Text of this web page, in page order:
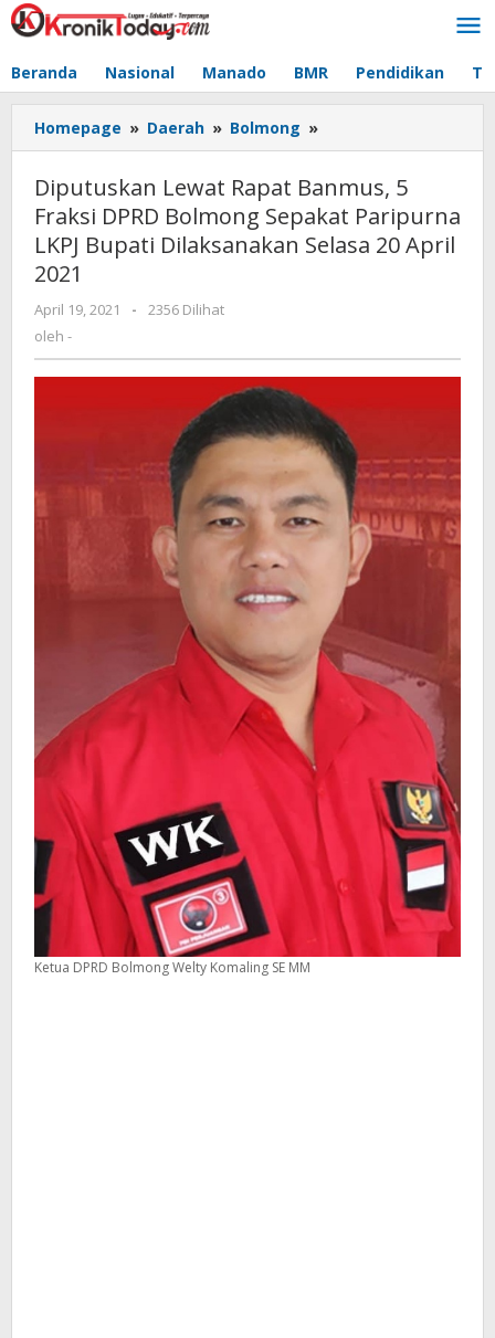
Lewati
ke
Beranda Nasional Manado BMR Pendidikan
Homepage » Daerah » Bolmong »
Lewat
Banmus,
5
Fraksi
LKPJ
Bupati
Dilaksanakan
Selasa
20
April
2021
Diputuskan Lewat Rapat Banmus, 5
Fraksi DPRD Bolmong Sepakat Paripurna
LKPJ Bupati Dilaksanakan Selasa 20 April
2021
April 19, 2021
oleh
-
2356 Dilihat
oleh -
Ketua DPRD Bolmong Welty Komaling SE MM